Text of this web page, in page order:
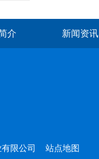
介 新闻资讯
有限公司 站点地图